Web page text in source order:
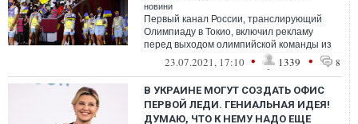
новини
Первый канал России, транслирующий
Олимпиаду в Токио, включил рекламу
перед выходом олимпийской команды из
Украины.
23.07.2021, 17:10 • 1339 • 8
В УКРАИНЕ МОГУТ СОЗДАТЬ ОФИС
ПЕРВОЙ ЛЕДИ. ГЕНИАЛЬНАЯ ИДЕЯ!
ДУМАЮ, ЧТО К НЕМУ НАДО ЕЩЕ